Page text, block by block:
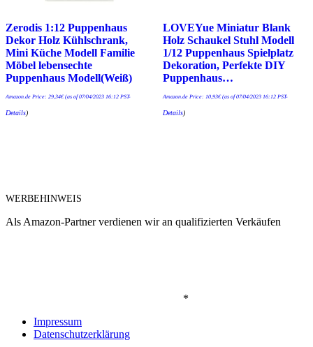
Zerodis 1:12 Puppenhaus
Dekor Holz Kühlschrank,
Mini Küche Modell Familie
Möbel lebensechte
Puppenhaus Modell(Weiß)
Amazon.de Price: 29,34€(as of 07/04/2023 16:12 PST-
Details)
LOVEYue Miniatur Blank
Holz Schaukel Stuhl Modell
1/12 Puppenhaus Spielplatz
Dekoration, Perfekte DIY
Puppenhaus…
Amazon.de Price: 10,93€(as of 07/04/2023 16:12 PST-
Details)
WERBEHINWEIS
Als Amazon-Partner verdienen wir an qualifizierten Verkäufen
*
Impressum
Datenschutzerklärung